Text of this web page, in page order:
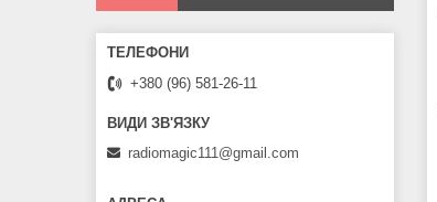
+380 (96) 581-26-11
radiomagic111@gmail.com